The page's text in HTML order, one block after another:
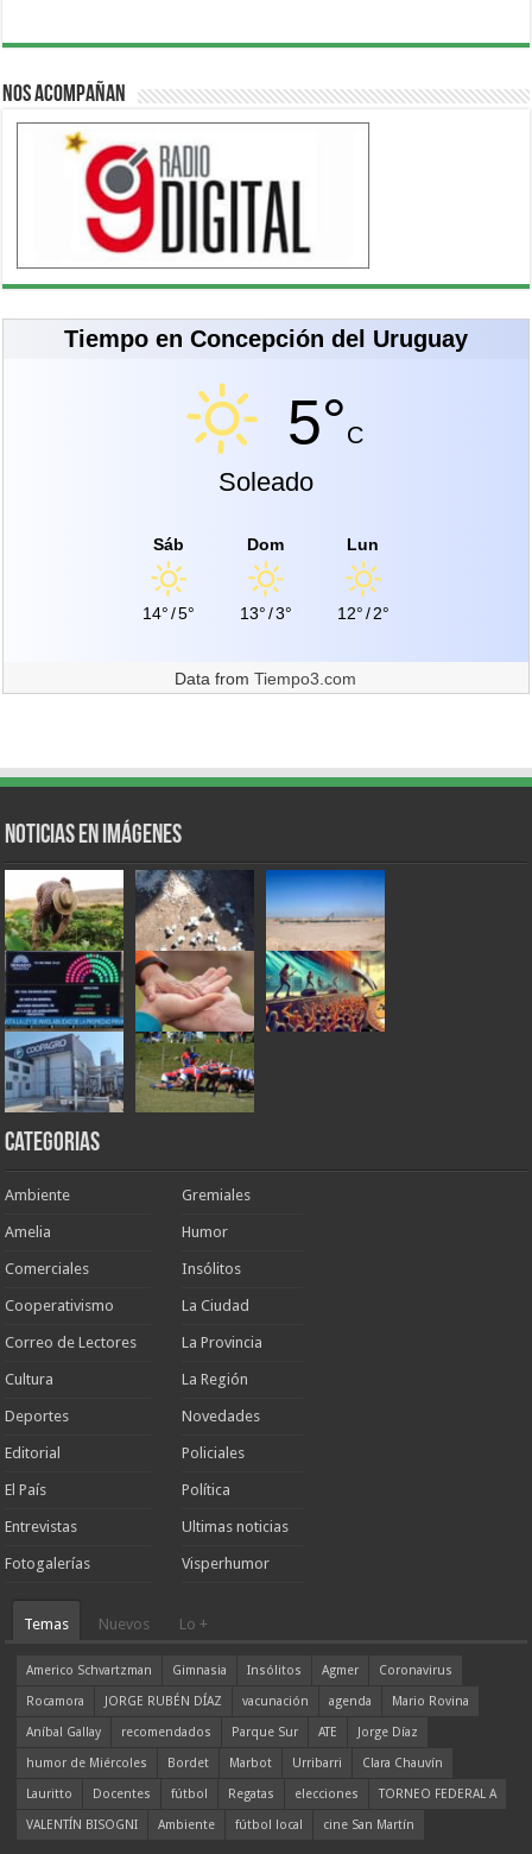
Nos acompañan
Tiempo en Concepción del Uruguay
5°C
Soleado
Sáb
14°/5°
Dom
13°/3°
Lun
12°/2°
Data fromTiempo3.com
Noticias en Imágenes
Categorias
Ambiente
Amelia
Comerciales
Cooperativismo
Correo de Lectores
Cultura
Deportes
Editorial
El País
Entrevistas
Fotogalerías
Gremiales
Humor
Insólitos
La Ciudad
La Provincia
La Región
Novedades
Policiales
Política
Ultimas noticias
Visperhumor
Temas Nuevos Lo +
Americo Schvartzman Gimnasia Insólitos Agmer
Coronavirus
Rocamora
JORGE RUBÉN DÍAZ vacunación agenda
Mario Rovina
Aníbal Gallay
recomendados Parque Sur ATE
Jorge Díaz
humor de Miércoles
Bordet Marbot Urribarri
Clara Chauvín
Lauritto
Docentes fútbol Regatas elecciones
TORNEO FEDERAL A
VALENTÍN BISOGNI
Ambiente fútbol local cine San Martín